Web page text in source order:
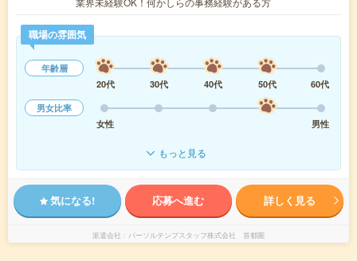
職場の雰囲気
年齢層
20代
30代 40代 50代
60代
男女比率
女性
男性
もっと見る
気になる! 応募へ進む 詳しく見る
派遣会社 パーソルテンプスタッフ株式会社 首都圏